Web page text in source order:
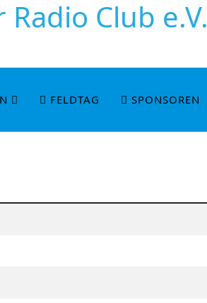
Club e.V.
FELDTAG SPONSOREN